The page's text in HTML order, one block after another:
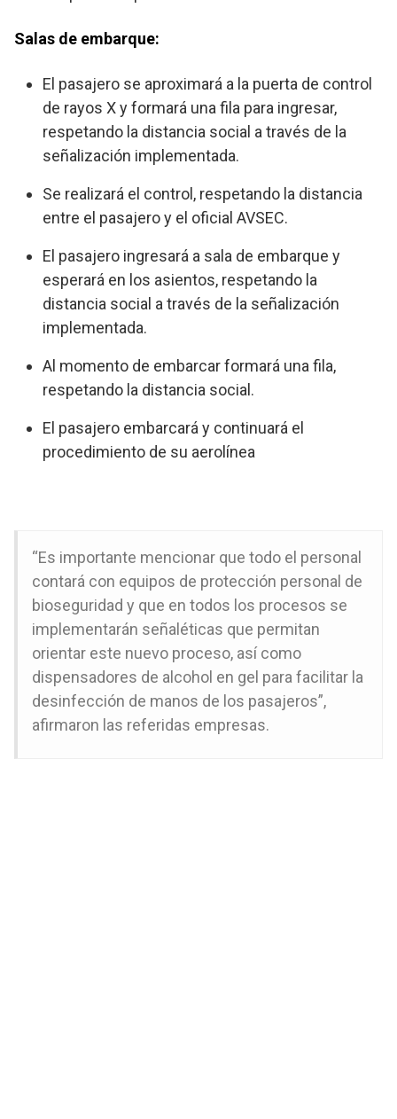
Salas de embarque:
El pasajero se aproximará a la puerta de control
de rayos X y formará una fila para ingresar,
respetando la distancia social a través de la
señalización implementada.
Se realizará el control, respetando la distancia
entre el pasajero y el oficial AVSEC.
El pasajero ingresará a sala de embarque y
esperará en los asientos, respetando la
distancia social a través de la señalización
implementada.
Al momento de embarcar formará una fila,
respetando la distancia social.
El pasajero embarcará y continuará el
procedimiento de su aerolínea
“Es importante mencionar que todo el personal
contará con equipos de protección personal de
bioseguridad y que en todos los procesos se
implementarán señaléticas que permitan
orientar este nuevo proceso, así como
dispensadores de alcohol en gel para facilitar la
desinfección de manos de los pasajeros”,
afirmaron las referidas empresas.